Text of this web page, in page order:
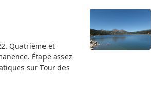
Quatrième et
Étape assez
sur Tour des